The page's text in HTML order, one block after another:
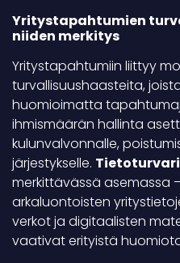
Yritystapahtumien
niiden merkitys
Yritystapahtumiin liittyy
turvallisuushaasteita,
huomioimatta
ihmismäärän hallinta
kulunvalvonnalle,
järjestykselle.
merkittävässä asemassa
arkaluontoisten
verkot ja digitaalisten
vaativat erityistä